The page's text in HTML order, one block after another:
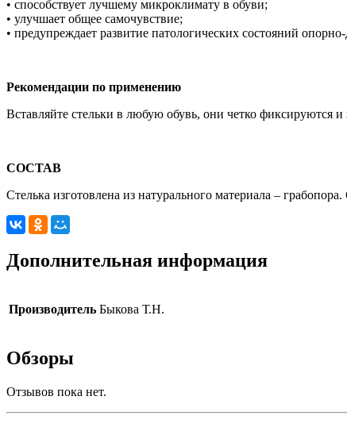
• способствует лучшему микроклимату в обуви;
• улучшает общее самочувствие;
• предупреждает развитие патологических состояний
Рекомендации по применению
Вставляйте стельки в любую обувь, они четко фиксируются и
СОСТАВ
Стелька изготовлена из натурального материала –
Дополнительная информация
Производитель Быкова Т.Н.
Обзоры
Отзывов пока нет.